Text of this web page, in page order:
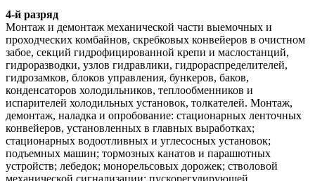
4-й разряд
Монтаж и демонтаж механической части выемочных и
проходческих комбайнов, скребковых конвейеров в очистном
забое, секций гидрофицированной крепи и маслостанций,
гидроразводки, узлов гидравлики, гидрораспределителей,
гидрозамков, блоков управления, бункеров, баков,
конденсаторов холодильников, теплообменников и
испарителей холодильных установок, толкателей. Монтаж,
демонтаж, наладка и опробование: стационарных ленточных
конвейеров, установленных в главных выработках;
стационарных водоотливных и углесосных установок;
подъемных машин; тормозных канатов и парашютных
устройств; лебедок; монорельсовых дорожек; стволовой
механической сигнализации; пускорегулирующей